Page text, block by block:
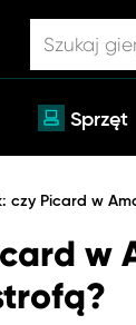
Sprzęt
czy Picard w
w